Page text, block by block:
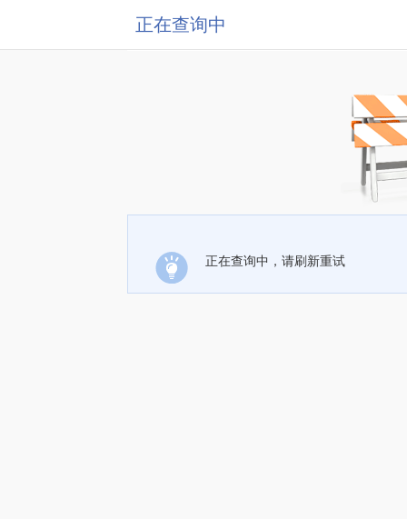
正在查询中
正在查询中，请刷新重试